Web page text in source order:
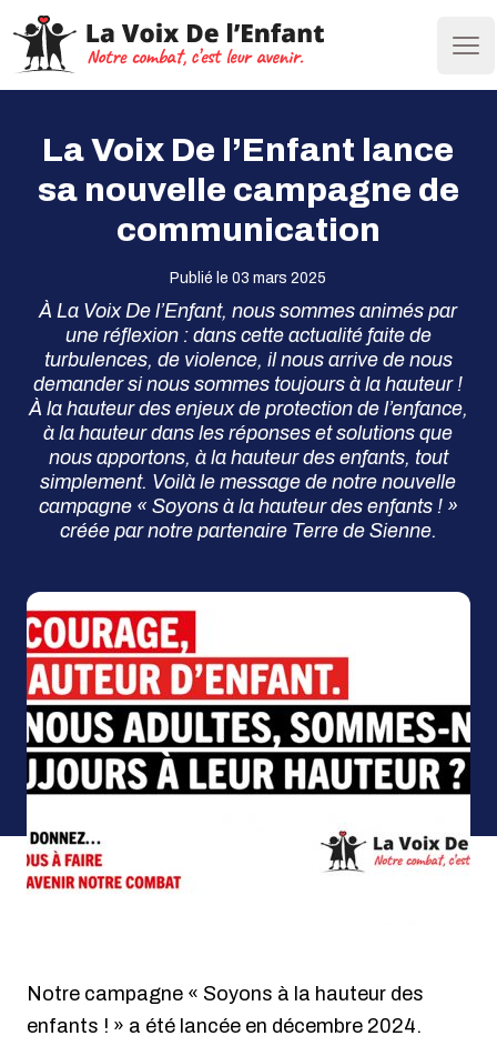
La Voix De l’Enfant lance
sa nouvelle campagne de
communication
Publié le 03 mars 2025
À La Voix De l’Enfant, nous sommes animés par
une réflexion : dans cette actualité faite de
turbulences, de violence, il nous arrive de nous
demander si nous sommes toujours à la hauteur !
À la hauteur des enjeux de protection de l’enfance,
à la hauteur dans les réponses et solutions que
nous apportons, à la hauteur des enfants, tout
simplement. Voilà le message de notre nouvelle
campagne « Soyons à la hauteur des enfants ! »
créée par notre partenaire Terre de Sienne.
Notre campagne « Soyons à la hauteur des
enfants ! » a été lancée en décembre 2024.